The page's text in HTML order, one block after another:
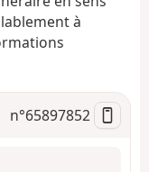
i
à
n°65897852